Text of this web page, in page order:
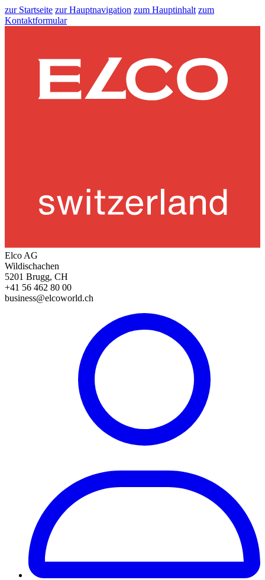
zur Startseite zur Hauptnavigation zum Hauptinhalt zum
Kontaktformular
Elco AG
Wildischachen
5201 Brugg, CH
+41 56 462 80 00
business@elcoworld.ch